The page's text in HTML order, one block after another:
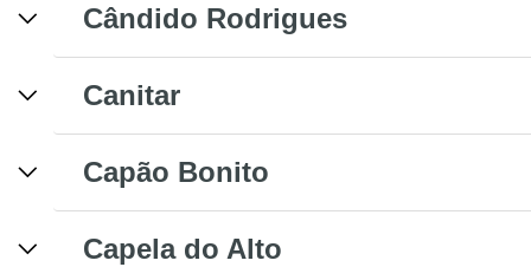
Cândido Rodrigues
Canitar
Capão Bonito
Capela do Alto